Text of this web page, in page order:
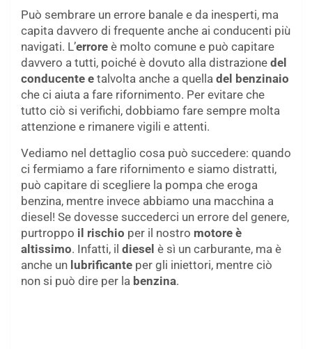
Può sembrare un errore banale e da inesperti, ma
capita davvero di frequente anche ai conducenti più
navigati. L’errore è molto comune e può capitare
davvero a tutti, poiché è dovuto alla distrazione del
conducente e talvolta anche a quella del benzinaio
che ci aiuta a fare rifornimento. Per evitare che
tutto ciò si verifichi, dobbiamo fare sempre molta
attenzione e rimanere vigili e attenti.
Vediamo nel dettaglio cosa può succedere: quando
ci fermiamo a fare rifornimento e siamo distratti,
può capitare di scegliere la pompa che eroga
benzina, mentre invece abbiamo una macchina a
diesel! Se dovesse succederci un errore del genere,
purtroppo il rischio per il nostro motore è
altissimo. Infatti, il diesel è sì un carburante, ma è
anche un lubrificante per gli iniettori, mentre ciò
non si può dire per la benzina.